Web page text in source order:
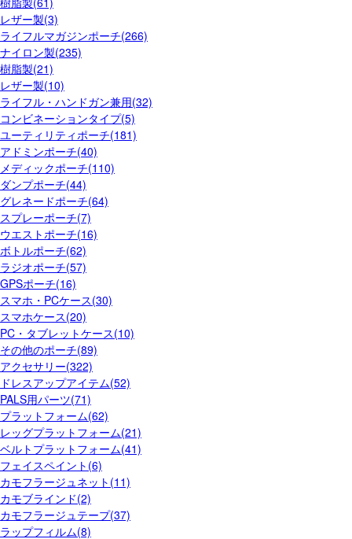
レザー製(3)
ライフルマガジンポーチ(266)
ナイロン製(235)
樹脂製(21)
レザー製(10)
ライフル・ハンドガン兼用(32)
コンビネーションタイプ(5)
ユーティリティポーチ(181)
アドミンポーチ(40)
メディックポーチ(110)
ダンプポーチ(44)
グレネードポーチ(64)
スプレーポーチ(7)
ウエストポーチ(16)
ボトルポーチ(62)
ラジオポーチ(57)
GPSポーチ(16)
スマホ・PCケース(30)
スマホケース(20)
PC・タブレットケース(10)
その他のポーチ(89)
アクセサリー(322)
ドレスアップアイテム(52)
PALS用パーツ(71)
プラットフォーム(62)
レッグプラットフォーム(21)
ベルトプラットフォーム(41)
フェイスペイント(6)
カモフラージュネット(11)
カモブラインド(2)
カモフラージュテープ(37)
ラップフィルム(8)